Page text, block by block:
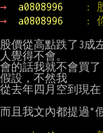
→ a0808996
:
→
a0808996
:
股價從高點跌了3成
人覺得不會。
會的話我就不會買
假設，不然我
從去年四月空到現
而且我文內都提過"